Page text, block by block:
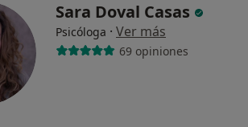
Sara Doval Casas
Psicóloga · Ver más
69 opiniones